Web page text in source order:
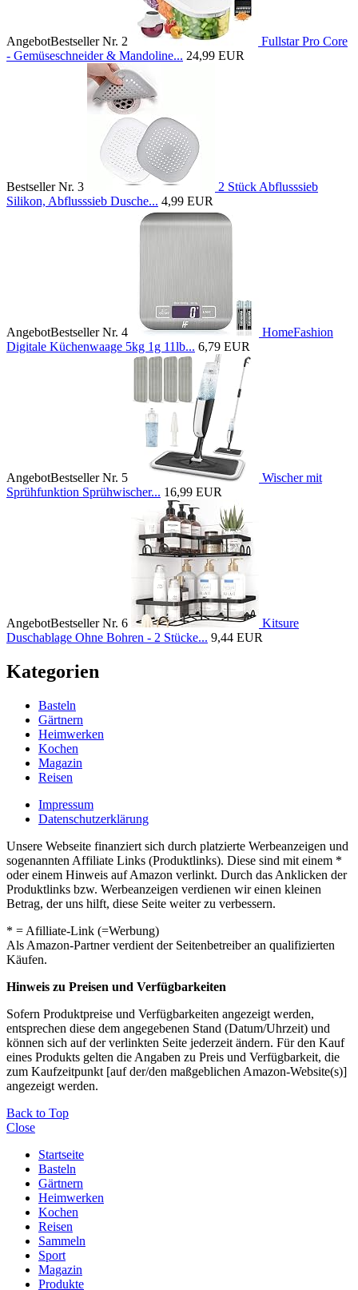
AngebotBestseller Nr. 2
Fullstar Pro Core
- Gemüseschneider & Mandoline... 24,99 EUR
Bestseller Nr. 3
2 Stück Abflusssieb
Silikon, Abflusssieb Dusche... 4,99 EUR
AngebotBestseller Nr. 4
HomeFashion
Digitale Küchenwaage 5kg 1g 11lb... 6,79 EUR
AngebotBestseller Nr. 5
Wischer mit
Sprühfunktion Sprühwischer... 16,99 EUR
AngebotBestseller Nr. 6
Kitsure
Duschablage Ohne Bohren - 2 Stücke... 9,44 EUR
Kategorien
Basteln
Gärtnern
Heimwerken
Kochen
Magazin
Reisen
Impressum
Datenschutzerklärung
Unsere Webseite finanziert sich durch platzierte Werbeanzeigen und
sogenannten Affiliate Links (Produktlinks). Diese sind mit einem *
oder einem Hinweis auf Amazon verlinkt. Durch das Anklicken der
Produktlinks bzw. Werbeanzeigen verdienen wir einen kleinen
Betrag, der uns hilft, diese Seite weiter zu verbessern.
* = Afilliate-Link (=Werbung)
Als Amazon-Partner verdient der Seitenbetreiber an qualifizierten
Käufen.
Hinweis zu Preisen und Verfügbarkeiten
Sofern Produktpreise und Verfügbarkeiten angezeigt werden,
entsprechen diese dem angegebenen Stand (Datum/Uhrzeit) und
können sich auf der verlinkten Seite jederzeit ändern. Für den Kauf
eines Produkts gelten die Angaben zu Preis und Verfügbarkeit, die
zum Kaufzeitpunkt [auf der/den maßgeblichen Amazon-Website(s)]
angezeigt werden.
Back to Top
Close
Startseite
Basteln
Gärtnern
Heimwerken
Kochen
Reisen
Sammeln
Sport
Magazin
Produkte